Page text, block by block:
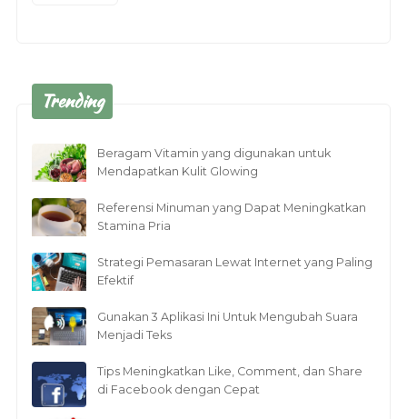
Trending
Beragam Vitamin yang digunakan untuk
Mendapatkan Kulit Glowing
Referensi Minuman yang Dapat Meningkatkan
Stamina Pria
Strategi Pemasaran Lewat Internet yang Paling
Efektif
Gunakan 3 Aplikasi Ini Untuk Mengubah Suara
Menjadi Teks
Tips Meningkatkan Like, Comment, dan Share
di Facebook dengan Cepat